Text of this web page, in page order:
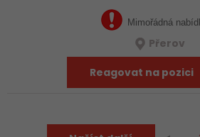
technické dokumentaci.
zkušeností – důležité je, že…Mimořádná
Přerov
Reagovat na pozici